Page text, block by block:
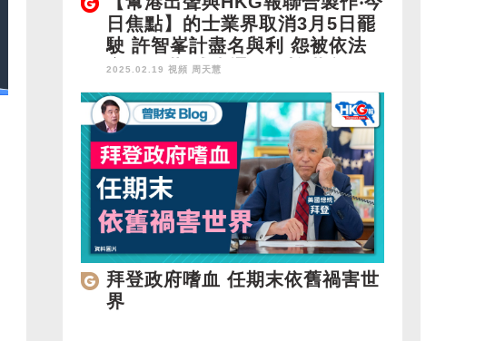
日焦點】的士業界取消3月5日罷
駛 許智峯計盡名與利 怨被依法
充公80萬 成班通緝犯蛇咁貪
2025.02.19 視頻 周天慧
拜登政府嗜血 任期末依舊禍害世
界